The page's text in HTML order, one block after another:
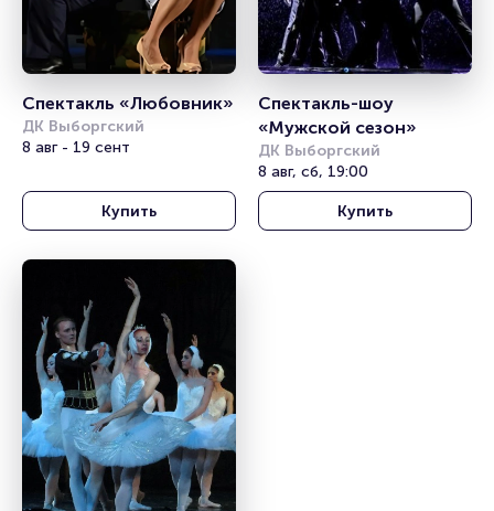
Спектакль «Любовник»
ДК Выборгский
8 авг - 19 сент
Купить
Спектакль-шоу
«Мужской сезон»
ДК Выборгский
8 авг, сб, 19:00
Купить